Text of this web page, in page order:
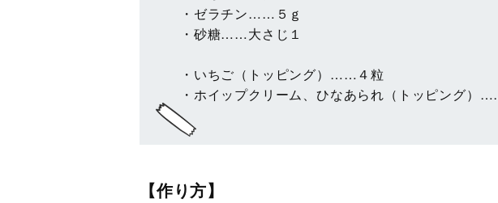
・ゼラチン……５ｇ
・砂糖……大さじ１
・いちご（トッピング）……４粒
・ホイップクリーム、ひなあられ（トッピング）
【作り方】